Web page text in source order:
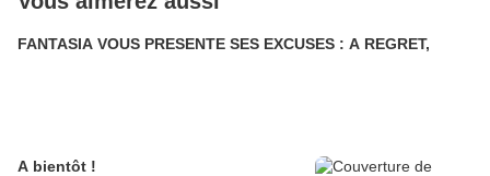
FANTASIA VOUS PRESENTE SES EXCUSES : A REGRET,
A bientôt !